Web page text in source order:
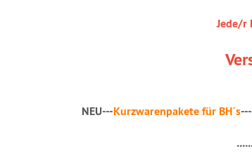
Jede/r
NEU---Kurzwarenpakete für BH´s---